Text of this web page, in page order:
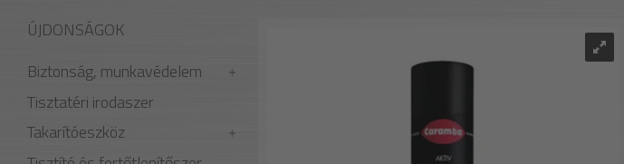
ÚJDONSÁGOK
Biztonság, munkavédelem
Tisztatéri irodaszer
Takarítóeszköz